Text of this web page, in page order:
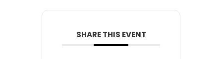
SHARE THIS EVENT